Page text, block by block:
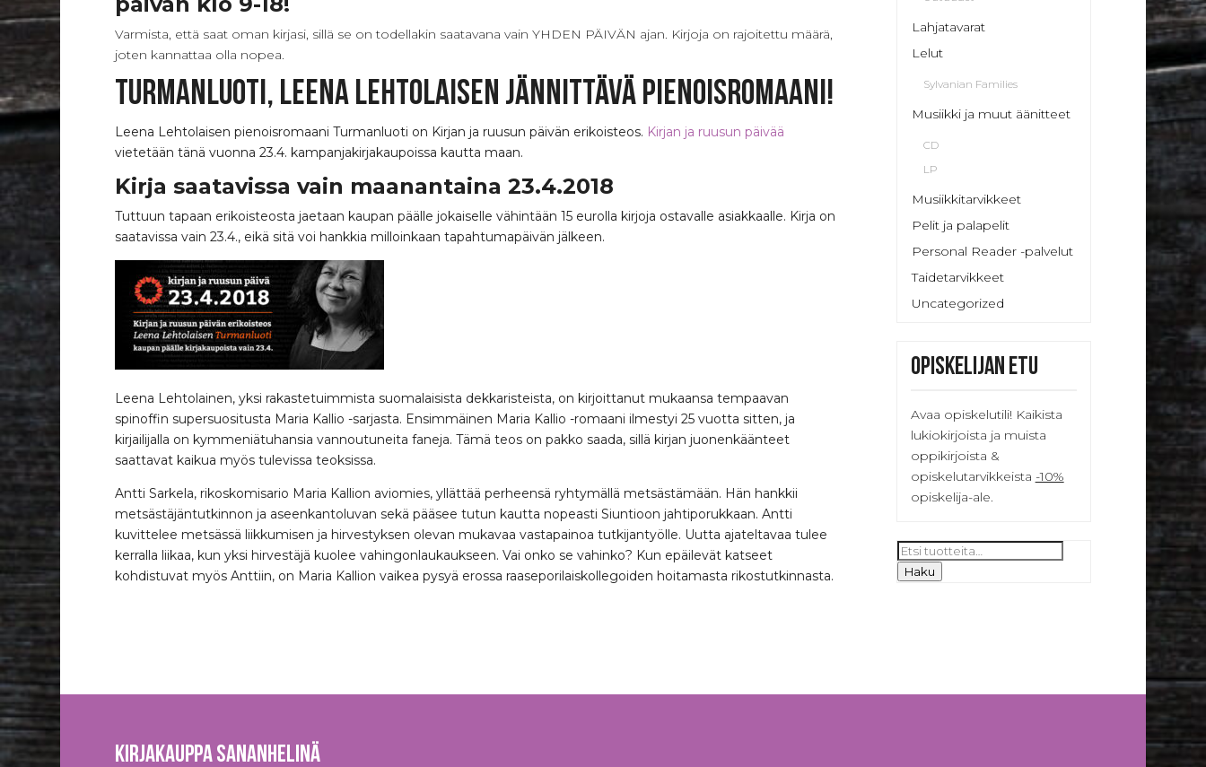
Varmista, että saat oman kirjasi, sillä se on todellakin saatavana vain YHDEN PÄIVÄN ajan. Kirjoja on rajoitettu määrä,
joten kannattaa olla nopea.
Turmanluoti, Leena Lehtolaisen jännittävä pienoisromaani!
Leena Lehtolaisen pienoisromaani Turmanluoti on Kirjan ja ruusun päivän erikoisteos. Kirjan ja ruusun päivää
vietetään tänä vuonna 23.4. kampanjakirjakaupoissa kautta maan.
Kirja saatavissa vain maanantaina 23.4.2018
Tuttuun tapaan erikoisteosta jaetaan kaupan päälle jokaiselle vähintään 15 eurolla kirjoja ostavalle asiakkaalle. Kirja on
saatavissa vain 23.4., eikä sitä voi hankkia milloinkaan tapahtumapäivän jälkeen.
Leena Lehtolainen, yksi rakastetuimmista suomalaisista dekkaristeista, on kirjoittanut mukaansa tempaavan
spinoffin supersuositusta Maria Kallio -sarjasta. Ensimmäinen Maria Kallio -romaani ilmestyi 25 vuotta sitten, ja
kirjailijalla on kymmeniätuhansia vannoutuneita faneja. Tämä teos on pakko saada, sillä kirjan juonenkäänteet
saattavat kaikua myös tulevissa teoksissa.
Antti Sarkela, rikoskomisario Maria Kallion aviomies, yllättää perheensä ryhtymällä metsästämään. Hän hankkii
metsästäjäntutkinnon ja aseenkantoluvan sekä pääsee tutun kautta nopeasti Siuntioon jahtiporukkaan. Antti
kuvittelee metsässä liikkumisen ja hirvestyksen olevan mukavaa vastapainoa tutkijantyölle. Uutta ajateltavaa tulee
kerralla liikaa, kun yksi hirvestäjä kuolee vahingonlaukaukseen. Vai onko se vahinko? Kun epäilevät katseet
kohdistuvat myös Anttiin, on Maria Kallion vaikea pysyä erossa raaseporilaiskollegoiden hoitamasta rikostutkinnasta.
Lahjatavarat
Lelut
Sylvanian Families
Musiikki ja muut äänitteet
CD
LP
Musiikkitarvikkeet
Pelit ja palapelit
Personal Reader -palvelut
Taidetarvikkeet
Uncategorized
Opiskelijan etu
Avaa opiskelutili! Kaikista
lukiokirjoista ja muista
oppikirjoista &
opiskelutarvikkeista -10%
opiskelija-ale.
Etsi:
Haku
Kirjakauppa Sananhelinä